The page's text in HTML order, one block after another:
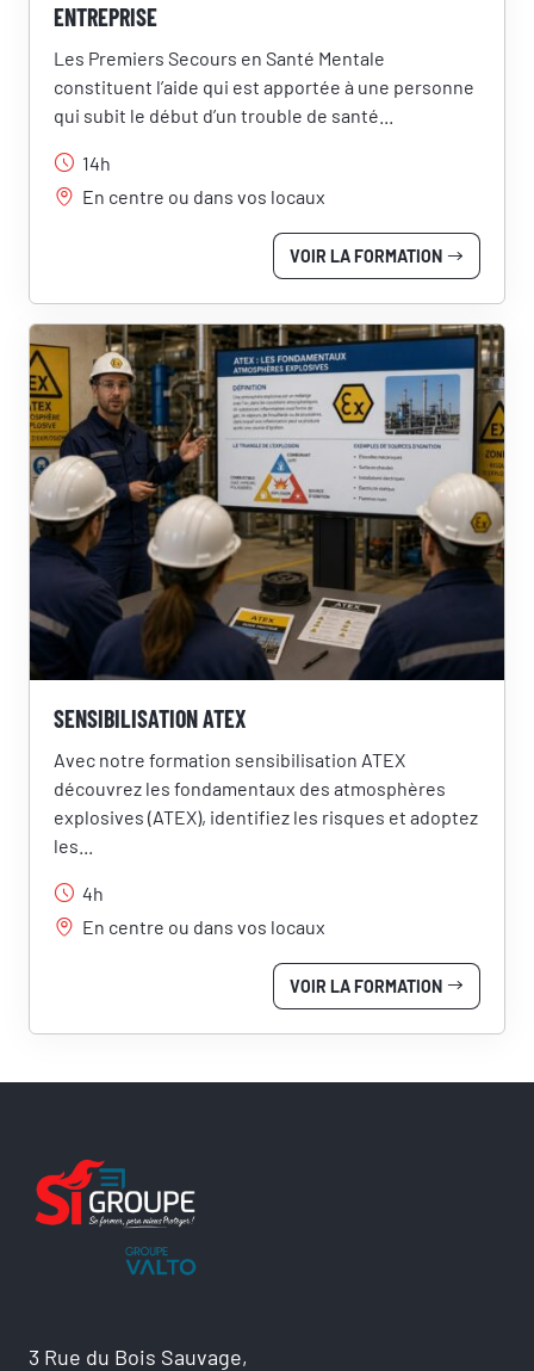
ENTREPRISE
Les Premiers Secours en Santé Mentale
constituent l’aide qui est apportée à une personne
qui subit le début d’un trouble de santé...
14h
En centre ou dans vos locaux
VOIR LA FORMATION
SENSIBILISATION ATEX
Avec notre formation sensibilisation ATEX
découvrez les fondamentaux des atmosphères
explosives (ATEX), identifiez les risques et adoptez
les...
4h
En centre ou dans vos locaux
VOIR LA FORMATION
3 Rue du Bois Sauvage,